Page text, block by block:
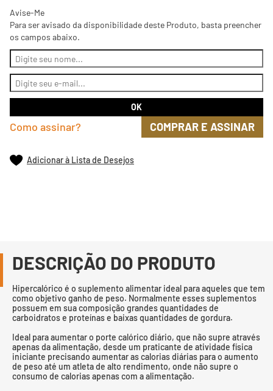
Avise-Me
Para ser avisado da disponibilidade deste Produto, basta preencher
os campos abaixo.
Como assinar? COMPRAR E ASSINAR
Adicionar à Lista de Desejos
DESCRIÇÃO DO PRODUTO
Hipercalórico é o suplemento alimentar ideal para aqueles que tem
como objetivo ganho de peso. Normalmente esses suplementos
possuem em sua composição grandes quantidades de
carboidratos e proteínas e baixas quantidades de gordura.
Ideal para aumentar o porte calórico diário, que não supre através
apenas da alimentação, desde um praticante de atividade física
iniciante precisando aumentar as calorias diárias para o aumento
de peso até um atleta de alto rendimento, onde não supre o
consumo de calorias apenas com a alimentação.